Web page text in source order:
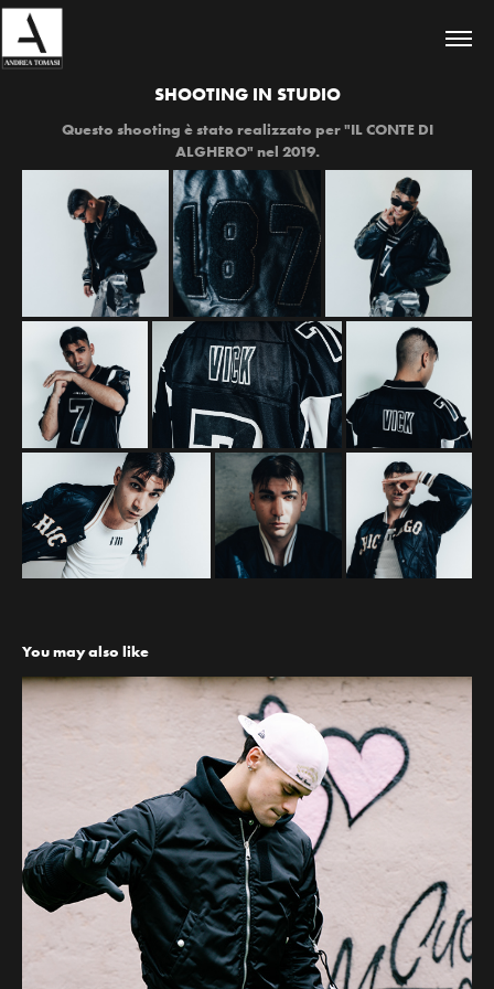
SHOOTING IN STUDIO
Questo shooting è stato realizzato per "IL CONTE DI
ALGHERO" nel 2019.
You may also like